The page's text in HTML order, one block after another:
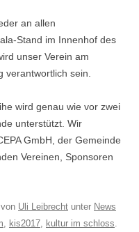
an allen
Stand im Innenhof des
unser Verein am
verantwortlich sein.
wird genau wie vor zwei
unterstützt. Wir
GmbH, der Gemeinde
Vereinen, Sponsoren
von Uli Leibrecht unter News
, kis2017, kultur im schloss.